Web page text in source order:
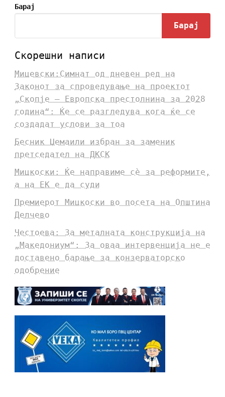
Барај
Барај
Скорешни написи
Мицевски:Симнат од дневен ред на
Законот за спроведување на проектот
„Скопје – Европска престолнина за 2028
година“: Ќе се разгледува кога ќе се
создадат услови за тоа
Бесник Џемаили избран за заменик
претседател на ДКСК
Мицкоски: Ќе направиме сè за реформите,
а на ЕК е да суди
Премиерот Мицкоски во посета на Општина
Делчево
Честоева: За металната конструкција на
„Македониум“: За оваа интервенција не е
доставено барање за конзерваторско
одобрение